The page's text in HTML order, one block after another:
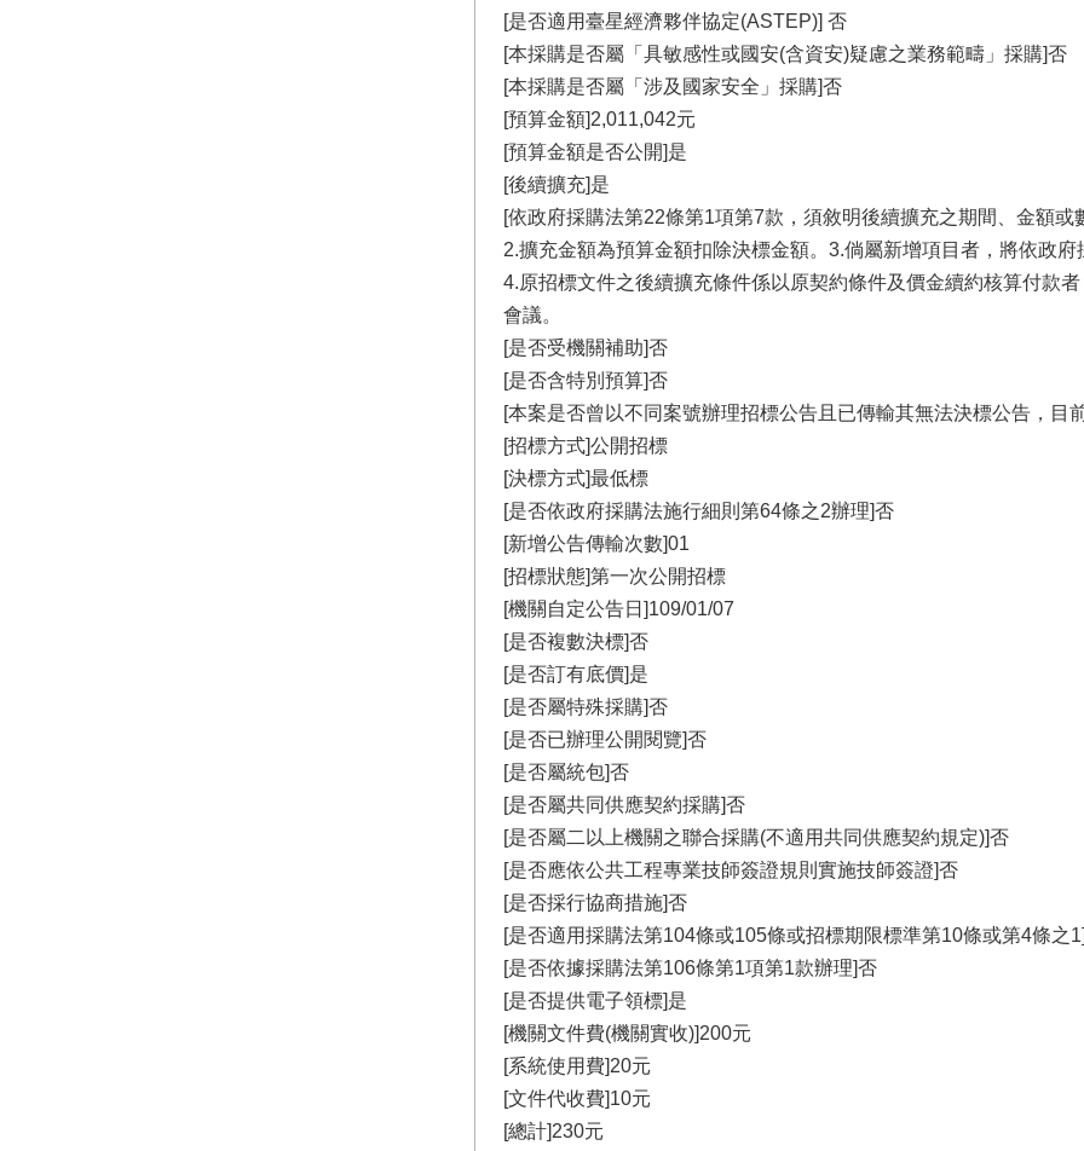
[是否適用臺星經濟夥伴協定(ASTEP)] 否
[本採購是否屬「具敏感性或國安(含資安)疑慮之業務範疇」採購]否
[本採購是否屬「涉及國家安全」採購]否
[預算金額]2,011,042元
[預算金額是否公開]是
[後續擴充]是
[依政府採購法第22條第1項第7款，須敘明後續擴充之期間、金額
2.擴充金額為預算金額扣除決標金額。3.倘屬新增項目者，將依政
4.原招標文件之後續擴充條件係以原契約條件及價金續約核算付款
會議。
[是否受機關補助]否
[是否含特別預算]否
[本案是否曾以不同案號辦理招標公告且已傳輸其無法決標公告，目
[招標方式]公開招標
[決標方式]最低標
[是否依政府採購法施行細則第64條之2辦理]否
[新增公告傳輸次數]01
[招標狀態]第一次公開招標
[機關自定公告日]109/01/07
[是否複數決標]否
[是否訂有底價]是
[是否屬特殊採購]否
[是否已辦理公開閱覽]否
[是否屬統包]否
[是否屬共同供應契約採購]否
[是否屬二以上機關之聯合採購(不適用共同供應契約規定)]否
[是否應依公共工程專業技師簽證規則實施技師簽證]否
[是否採行協商措施]否
[是否適用採購法第104條或105條或招標期限標準第10條或第4條之
[是否依據採購法第106條第1項第1款辦理]否
[是否提供電子領標]是
[機關文件費(機關實收)]200元
[系統使用費]20元
[文件代收費]10元
[總計]230元